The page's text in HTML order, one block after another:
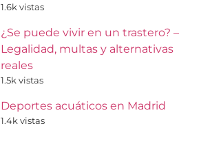
1.6k vistas
¿Se puede vivir en un trastero? –
Legalidad, multas y alternativas
reales
1.5k vistas
Deportes acuáticos en Madrid
1.4k vistas